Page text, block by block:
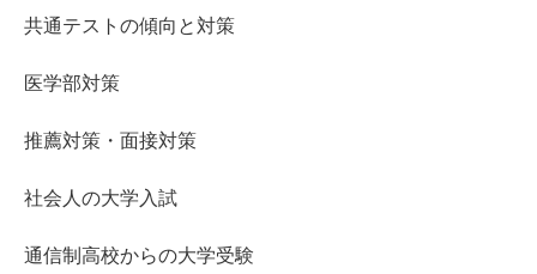
共通テストの傾向と対策
医学部対策
推薦対策・面接対策
社会人の大学入試
通信制高校からの大学受験